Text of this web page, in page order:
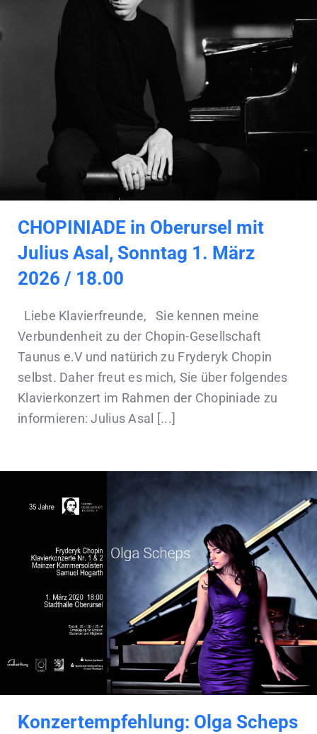
CHOPINIADE in Oberursel mit
Julius Asal, Sonntag 1. März
2026 / 18.00
Liebe Klavierfreunde, Sie kennen meine
Verbundenheit zu der Chopin-Gesellschaft
Taunus e.V und natürich zu Fryderyk Chopin
selbst. Daher freut es mich, Sie über folgendes
Klavierkonzert im Rahmen der Chopiniade zu
informieren: Julius Asal [...]
Konzertempfehlung: Olga Scheps